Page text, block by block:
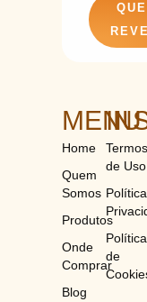
MENU
Home
Quem
Somos
Produtos
Onde
Comprar
Blog
Termos
de Uso
Política
de